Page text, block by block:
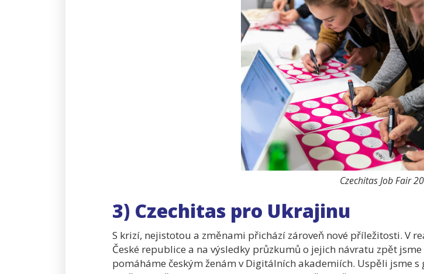
Czechitas Job Fair
3) Czechitas pro Ukrajinu
S krizí, nejistotou a změnami přichází zároveň nové příležitosti. V
České republice a na výsledky průzkumů o jejich návratu zpět
pomáháme českým ženám v Digitálních akademiích. Uspěli jsme